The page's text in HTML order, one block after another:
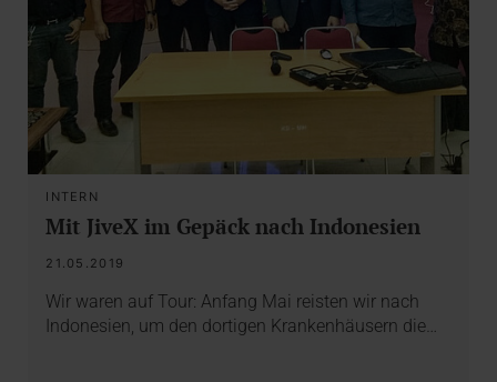
INTERN
Mit JiveX im Gepäck nach Indonesien
21.05.2019
Wir waren auf Tour: Anfang Mai reisten wir nach
Indonesien, um den dortigen Krankenhäusern die…